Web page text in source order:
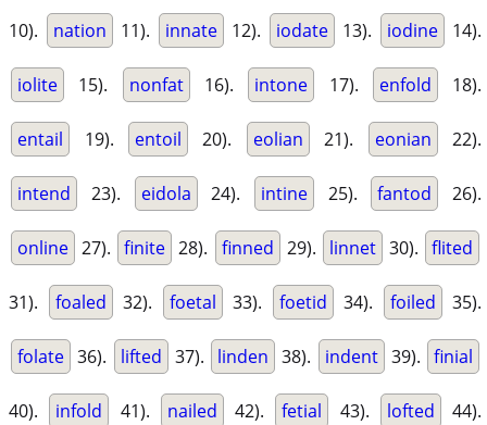
10). nation 11). innate 12). iodate 13). iodine 14).
iolite 15). nonfat 16). intone 17). enfold 18).
entail 19). entoil 20). eolian 21). eonian 22).
intend 23). eidola 24). intine 25). fantod 26).
online 27). finite 28). finned 29). linnet 30). flited
31). foaled 32). foetal 33). foetid 34). foiled 35).
folate 36). lifted 37). linden 38). indent 39). finial
40). infold 41). nailed 42). fetial 43). lofted 44).